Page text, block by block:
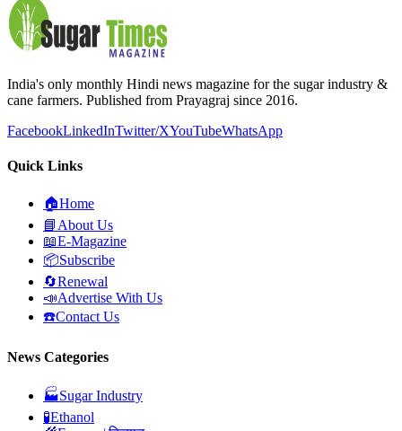
India's only monthly Hindi news magazine for the sugar industry &
cane farmers. Published from Prayagraj since 2016.
FacebookLinkedInTwitter/XYouTubeWhatsApp
Quick Links
🏠Home
📘 About Us
📖E-Magazine
📦Subscribe
🔄Renewal
📣Advertise With Us
☎️Contact Us
News Categories
🏭Sugar Industry
🧪Ethanol